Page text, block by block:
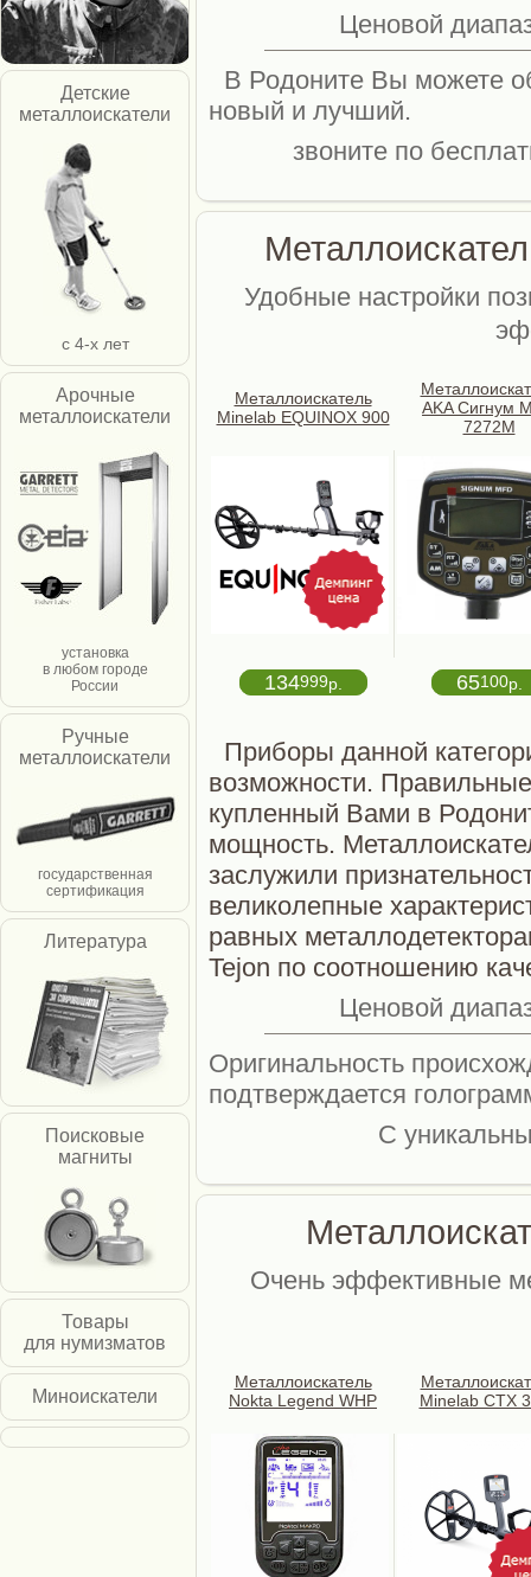
Детские
металлоискатели
с 4-х лет
Арочные
металлоискатели
установка
в любом городе
России
Ручные
металлоискатели
государственная
сертификация
Литература
Поисковые
магниты
Товары
для нумизматов
Миноискатели
Ценовой
В Родоните Вы можете
новый и лучший.
звоните по
Удобные настройки
Металлоискатель
Minelab EQUINOX 900
AKA Сигнум
7272М
134999р. 65100р.
Приборы данной
возможности.
купленный Вами в
мощность.
заслужили
великолепные
равных
Tejon по соотношению
Ценовой
Оригинальность
подтверждается
С
Очень эффективные
Металлоискатель
Nokta Legend WHP
Minelab CTX